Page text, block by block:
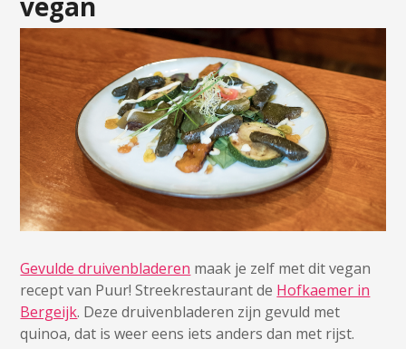
Gevulde druivenbladeren maak je zelf met dit vegan
recept van Puur! Streekrestaurant de Hofkaemer in
Bergeijk. Deze druivenbladeren zijn gevuld met
quinoa, dat is weer eens iets anders dan met rijst.